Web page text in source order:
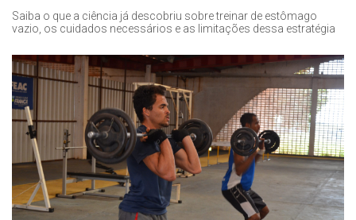
Saiba o que a ciência já descobriu sobre treinar de estômago
vazio, os cuidados necessários e as limitações dessa estratégia